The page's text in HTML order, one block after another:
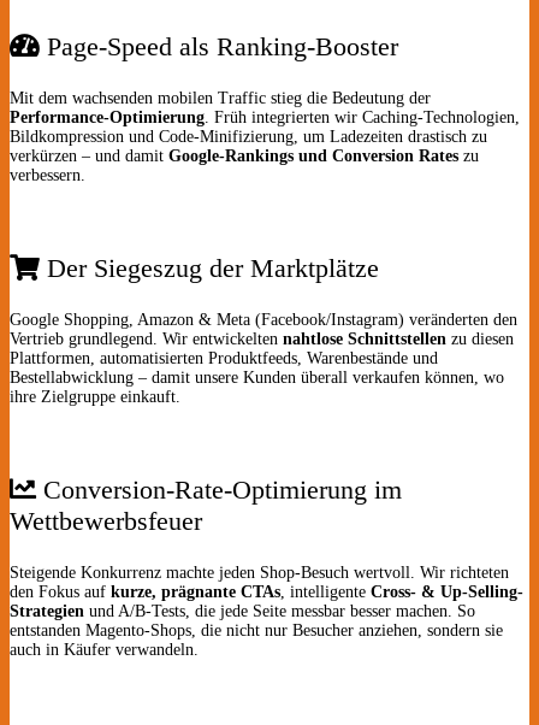
Page-Speed als Ranking-Booster
Mit dem wachsenden mobilen Traffic stieg die Bedeutung der
Performance-Optimierung . Früh integrierten wir Caching-Technologien,
Bildkompression und Code-Minifizierung, um Ladezeiten drastisch zu
verkürzen – und damit Google-Rankings und Conversion Rates zu
verbessern.
Der Siegeszug der Marktplätze
Google Shopping, Amazon & Meta (Facebook/Instagram) veränderten den
Vertrieb grundlegend. Wir entwickelten nahtlose Schnittstellen zu diesen
Plattformen, automatisierten Produkt­feeds, Warenbestände und
Bestellabwicklung – damit unsere Kunden überall verkaufen können, wo
ihre Zielgruppe einkauft.
Conversion-Rate-Optimierung im
Wettbewerbsfeuer
Steigende Konkurrenz machte jeden Shop-Besuch wertvoll. Wir richteten
den Fokus auf kurze, prägnante CTAs , intelligente Cross- & Up-Selling-
Strategien und A/B-Tests, die jede Seite messbar besser machen. So
entstanden Magento-Shops, die nicht nur Besucher anziehen, sondern sie
auch in Käufer verwandeln.